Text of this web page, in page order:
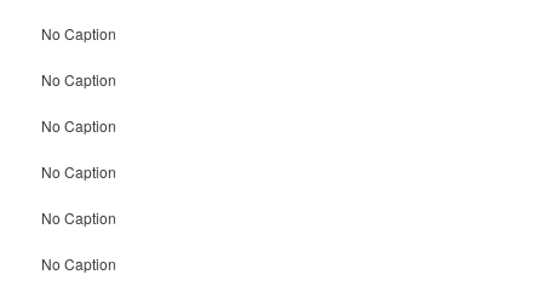
No Caption
No Caption
No Caption
No Caption
No Caption
No Caption